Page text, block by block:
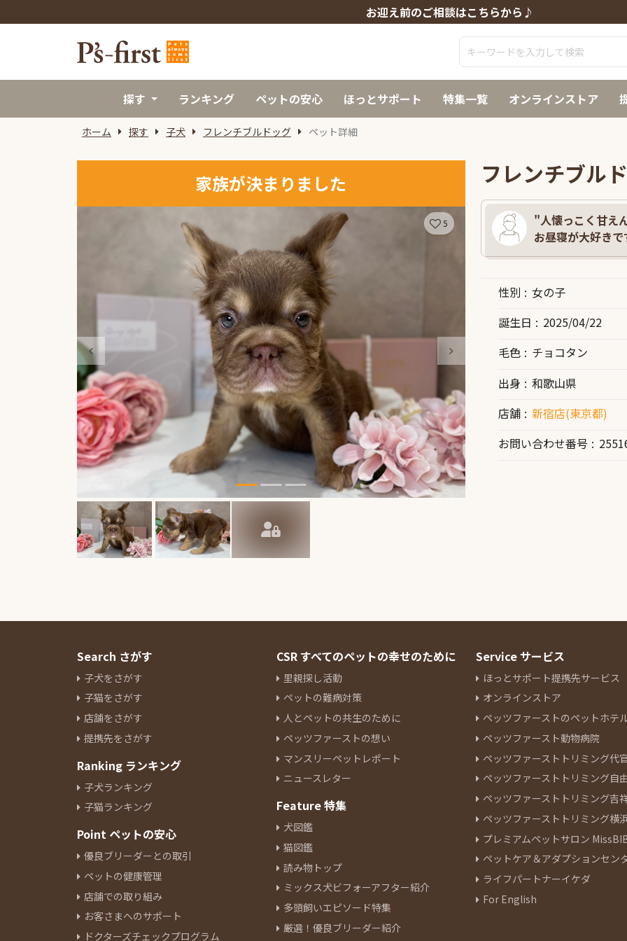
お迎え前のご相談はこちらから♪
探す ランキング ペットの安心 ほっとサポート 特集一覧 オンラインストア
ホーム 探す 子犬 フレンチブルドッグ ペット詳細
家族が決まりました
5
フレンチブル
"人懐っこく甘え
お昼寝が大好き
性別
女の子
誕生日
2025/04/22
毛色
チョコタン
出身
和歌山県
店舗
新宿店(東京都)
お問い合わせ番号
Search さがす
子犬をさがす
子猫をさがす
店舗をさがす
提携先をさがす
Ranking ランキング
子犬ランキング
子猫ランキング
Point ペットの安心
優良ブリーダーとの取引
ペットの健康管理
店舗での取り組み
お客さまへのサポート
ドクターズチェックプログラム
CSR すべてのペットの幸せのために
里親探し活動
ペットの難病対策
人とペットの共生のために
ペッツファーストの想い
マンスリーペットレポート
ニュースレター
Feature 特集
犬図鑑
猫図鑑
読み物トップ
ミックス犬ビフォーアフター紹介
多頭飼いエピソード特集
厳選！優良ブリーダー紹介
Service サービス
ほっとサポート提携先サービス
オンラインストア
ペッツファーストのペットホテ
ペッツファースト動物病院
ペッツファーストトリミング代
ペッツファーストトリミング自
ペッツファーストトリミング吉
ペッツファーストトリミング横
プレミアムペットサロン
ペットケア＆アダプションセン
ライフパートナーイケダ
For English